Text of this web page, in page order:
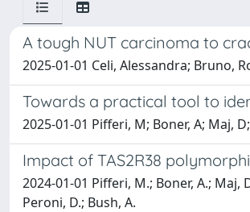
A tough NUT carcinoma to
2025-01-01 Celi, Alessandra; Bruno,
Towards a practical tool to
2025-01-01 Pifferi, M; Boner, A; Maj,
Impact of TAS2R38
2024-01-01 Pifferi, M.; Boner, A.; Maj,
Peroni, D.; Bush, A.